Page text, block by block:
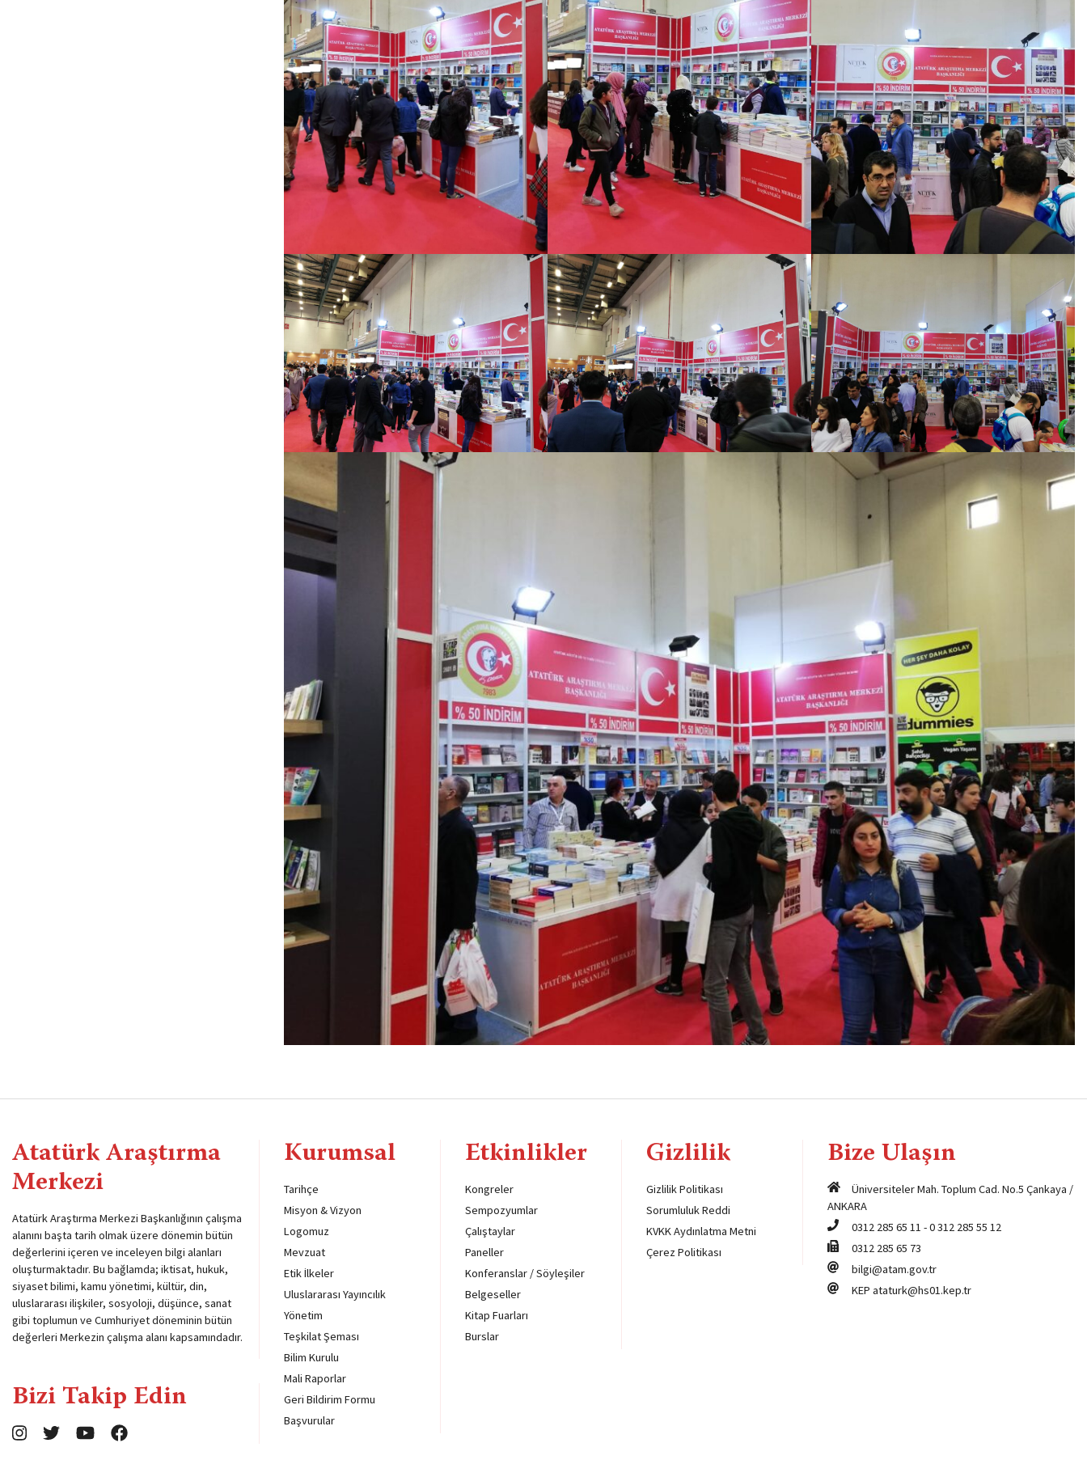
Atatürk Araştırma
Merkezi
Atatürk Araştırma Merkezi Başkanlığının çalışma
alanını başta tarih olmak üzere dönemin bütün
değerlerini içeren ve inceleyen bilgi alanları
oluşturmaktadır. Bu bağlamda; iktisat, hukuk,
siyaset bilimi, kamu yönetimi, kültür, din,
uluslararası ilişkiler, sosyoloji, düşünce, sanat
gibi toplumun ve Cumhuriyet döneminin bütün
değerleri Merkezin çalışma alanı kapsamındadır.
Bizi Takip Edin
Kurumsal
Tarihçe
Misyon & Vizyon
Logomuz
Mevzuat
Etik İlkeler
Uluslararası Yayıncılık
Yönetim
Teşkilat Şeması
Bilim Kurulu
Mali Raporlar
Geri Bildirim Formu
Başvurular
Etkinlikler
Kongreler
Sempozyumlar
Çalıştaylar
Paneller
Konferanslar / Söyleşiler
Belgeseller
Kitap Fuarları
Burslar
Gizlilik
Gizlilik Politikası
Sorumluluk Reddi
KVKK Aydınlatma Metni
Çerez Politikası
Bize Ulaşın
Üniversiteler Mah. Toplum Cad. No.5 Çankaya /
ANKARA
0312 285 65 11 -0 312 285 55 12
0312 285 65 73
bilgi@atam.gov.tr
KEP ataturk@hs01.kep.tr